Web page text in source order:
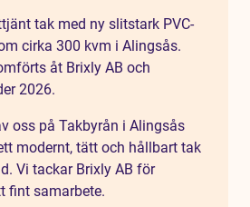
tak med ny slitstark PVC-
cirka 300 kvm i Alingsås.
åt Brixly AB och
2026.
oss på Takbyrån i Alingsås
modernt, tätt och hållbart tak
Vi tackar Brixly AB för
fint samarbete.